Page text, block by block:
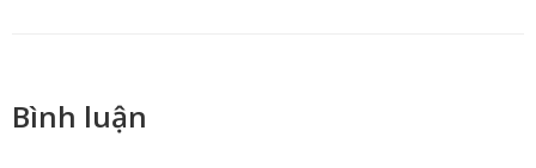
Bình luận